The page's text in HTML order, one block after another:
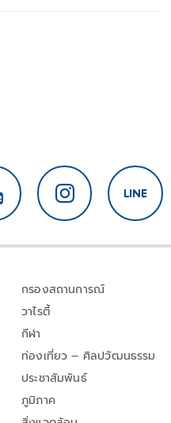
กรองสถานการณ์
วาไรตี้
กีฬา
ท่องเที่ยว – ศิลปวัฒนธรรม
ประชาสัมพันธ์
ภูมิภาค